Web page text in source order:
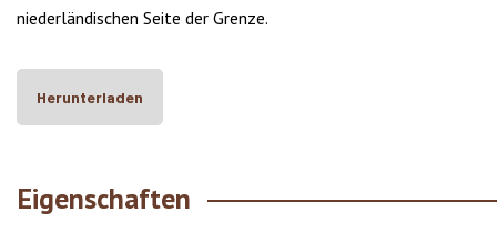
niederländischen Seite der Grenze.
Herunterladen
Eigenschaften